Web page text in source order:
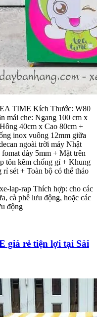
TIME Kích Thước: W80
mái che: Ngang 100 cm x
40cm x Cao 80cm +
inox vuông 12mm giữa
ngoài trời máy Nhật
dày 5mm + Mặt trên
tôn kẽm chống gỉ + Khung
sét + Toàn bộ có thể tháo
lap-rap Thích hợp: cho các
cà phê lưu động, hoặc các
động
giá rẻ tiện lợi tại Sài